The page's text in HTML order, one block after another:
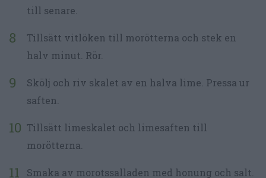
till senare.
Tillsätt vitlöken till morötterna och stek en
halv minut. Rör.
Skölj och riv skalet av en halva lime. Pressa ur
saften.
Tillsätt limeskalet och limesaften till
morötterna.
Smaka av morotssalladen med honung och salt.